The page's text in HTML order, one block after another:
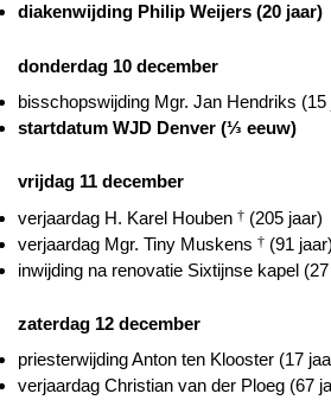
diakenwijding Philip Weijers (20 jaar)
donderdag 10 december
bisschopswijding Mgr. Jan Hendriks (15
startdatum WJD Denver (⅓ eeuw)
vrijdag 11 december
verjaardag H. Karel Houben † (205 jaar)
verjaardag Mgr. Tiny Muskens † (91
inwijding na renovatie Sixtijnse kapel
zaterdag 12 december
priesterwijding Anton ten Klooster (17
verjaardag Christian van der Ploeg (67